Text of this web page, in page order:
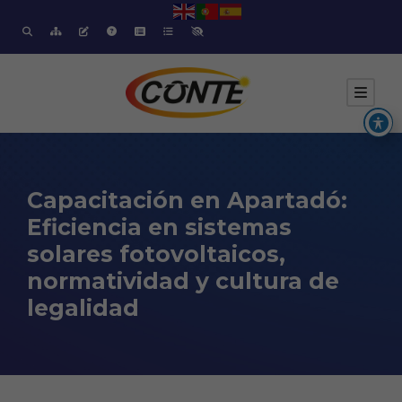
Capacitación en Apartadó:
Eficiencia en sistemas
solares fotovoltaicos,
normatividad y cultura de
legalidad